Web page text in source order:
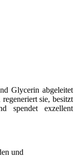
Glycerin abgeleitet
sie, besitzt
spendet exzellent
und